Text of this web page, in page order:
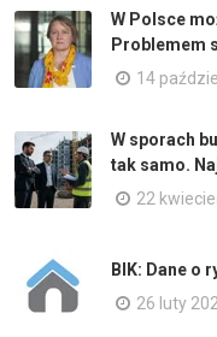
W Polsce
Problemem
14
W sporach
tak samo.
22
BIK: Dane o
26 luty